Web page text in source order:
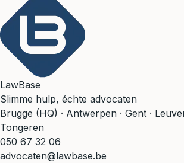
LawBase
Slimme hulp, échte advocaten
Brugge (HQ) · Antwerpen · Gent ·
Tongeren
050 67 32 06
advocaten@lawbase.be